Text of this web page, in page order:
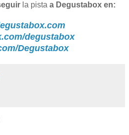
la pista a Degustabox en:
degustabox
Degustabox